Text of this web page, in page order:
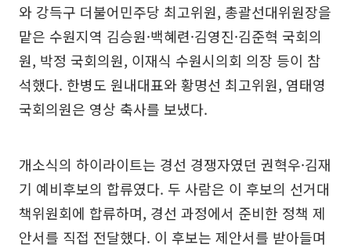
와 강득구 더불어민주당 최고위원, 총괄선대위원장을
맡은 수원지역 김승원·백혜련·김영진·김준혁 국회의
원, 박정 국회의원, 이재식 수원시의회 의장 등이 참
석했다. 한병도 원내대표와 황명선 최고위원, 염태영
국회의원은 영상 축사를 보냈다.
개소식의 하이라이트는 경선 경쟁자였던 권혁우·김재
기 예비후보의 합류였다. 두 사람은 이 후보의 선거대
책위원회에 합류하며, 경선 과정에서 준비한 정책 제
안서를 직접 전달했다. 이 후보는 제안서를 받아들며